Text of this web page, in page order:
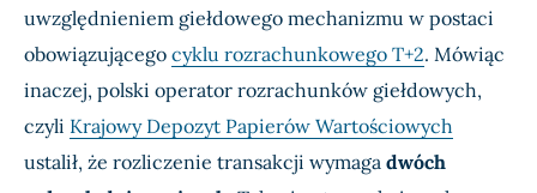
uwzględnieniem giełdowego mechanizmu w postaci
obowiązującego cyklu rozrachunkowego T+2. Mówiąc
inaczej, polski operator rozrachunków giełdowych,
czyli Krajowy Depozyt Papierów Wartościowych
ustalił, że rozliczenie transakcji wymaga dwóch